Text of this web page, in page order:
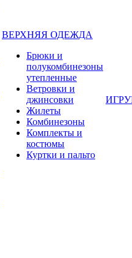
ВЕРХНЯЯ ОДЕЖДА
Брюки и
полукомбинезоны
утепленные
Ветровки и
джинсовки
Жилеты
Комбинезоны
Комплекты и
костюмы
Куртки и пальто